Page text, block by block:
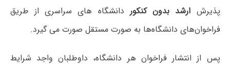
پذیرش ارشد بدون کنکور
دانشگاه ‎های سراسری از طریق
فراخوان‎‌های دانشگاه‎‌ها به صورت مستقل صورت می‎ گیرد.
پس از انتشار فراخوان هر دانشگاه، داوطلبان واجد شرایط